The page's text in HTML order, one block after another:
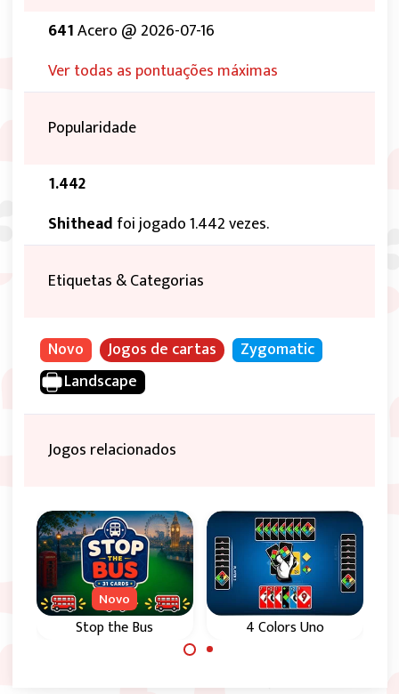
641Acero @ 2026-07-16
Ver todas as pontuações máximas
Popularidade
1.442
Shithead foi jogado 1.442 vezes.
Etiquetas & Categorias
Novo Jogos de cartas
Zygomatic
Landscape
Jogos relacionados
Stop the Bus
Novo
4 Colors Uno